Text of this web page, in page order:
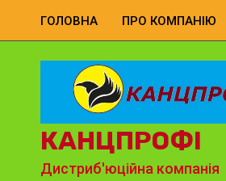
ГОЛОВНА ПРО КОМПАНІЮ
КАНЦПРОФІ
Дистриб'юційна компанія